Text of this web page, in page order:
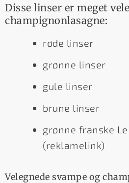
Disse linser er meget
champignonlasagne:
røde linser
grønne linser
gule linser
brune linser
grønne franske
(reklamelink)
Velegnede svampe og